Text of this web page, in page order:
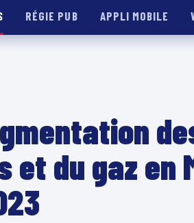
RÉGIE PUB APPLI MOBILE
et du gaz en